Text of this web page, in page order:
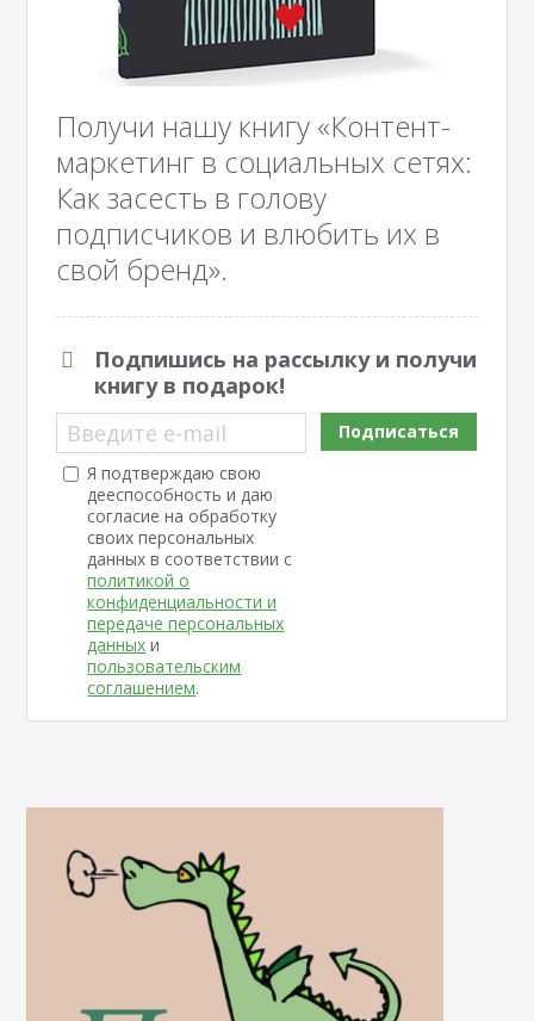
Получи нашу книгу «Контент-
маркетинг в социальных сетях:
Как засесть в голову
подписчиков и влюбить их в
свой бренд».
Подпишись на рассылку и получи
книгу в подарок!
Введите e-mail
Я подтверждаю свою
дееспособность и даю
согласие на обработку
своих персональных
данных в соответствии с
политикой о
конфиденциальности и
передаче персональных
данных и
пользовательским
соглашением.
Подписаться